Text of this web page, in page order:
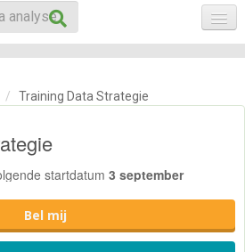
/ Training Data Strategie
startdatum 3 september
Bel mij